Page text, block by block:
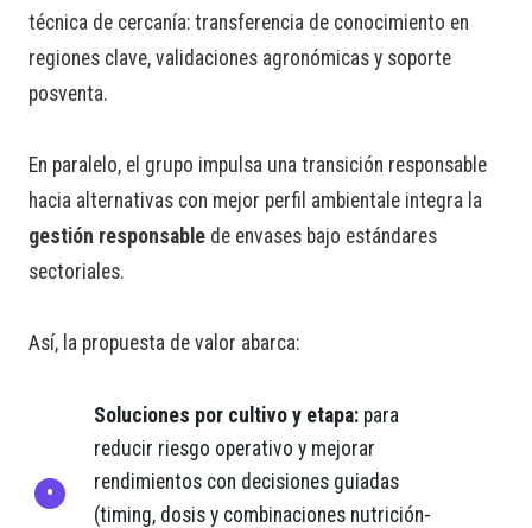
técnica de cercanía: transferencia de conocimiento en
regiones clave, validaciones agronómicas y soporte
posventa.
En paralelo, el grupo impulsa una transición responsable
hacia alternativas con mejor perfil ambientale integra la
gestión responsable de envases bajo estándares
sectoriales.
Así, la propuesta de valor abarca:
Soluciones por cultivo y etapa: para
reducir riesgo operativo y mejorar
rendimientos con decisiones guiadas
(timing, dosis y combinaciones nutrición-